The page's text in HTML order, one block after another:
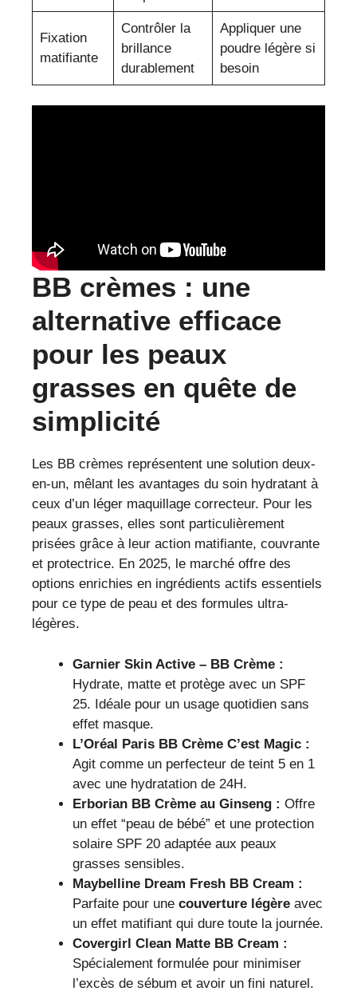
Fixation
matifiante
Contrôler la
brillance
durablement
Appliquer une
poudre légère si
besoin
BB crèmes : une
alternative efficace
pour les peaux
grasses en quête de
simplicité
Les BB crèmes représentent une solution deux-
en-un, mêlant les avantages du soin hydratant à
ceux d’un léger maquillage correcteur. Pour les
peaux grasses, elles sont particulièrement
prisées grâce à leur action matifiante, couvrante
et protectrice. En 2025, le marché offre des
options enrichies en ingrédients actifs essentiels
pour ce type de peau et des formules ultra-
légères.
Garnier Skin Active – BB Crème :
Hydrate, matte et protège avec un SPF
25. Idéale pour un usage quotidien sans
effet masque.
L’Oréal Paris BB Crème C’est Magic :
Agit comme un perfecteur de teint 5 en 1
avec une hydratation de 24H.
Erborian BB Crème au Ginseng : Offre
un effet “peau de bébé” et une protection
solaire SPF 20 adaptée aux peaux
grasses sensibles.
Maybelline Dream Fresh BB Cream :
Parfaite pour une couverture légère avec
un effet matifiant qui dure toute la journée.
Covergirl Clean Matte BB Cream :
Spécialement formulée pour minimiser
l’excès de sébum et avoir un fini naturel.